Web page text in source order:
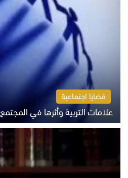
قضايا اجتماعية
علامات التربية وأثرها في المجتمع
الثلاثاء 4 أغسطس 2026 12:50 م